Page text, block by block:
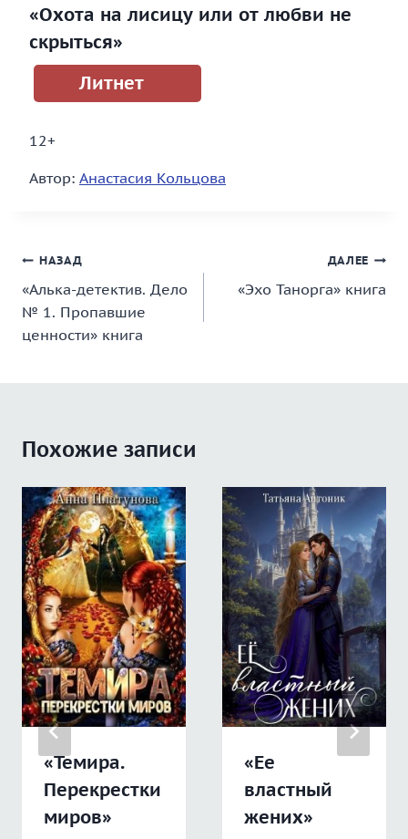
«Охота на лисицу или от любви не
скрыться»
Литнет
12+
Автор: Анастасия Кольцова
Навигация
по
записям
НАЗАД
«Алька-детектив. Дело
№ 1. Пропавшие
ценности» книга
ДАЛЕЕ
«Эхо Танорга» книга
Похожие записи
«Темира.
Перекрестки
миров»
«Ее
властный
жених»